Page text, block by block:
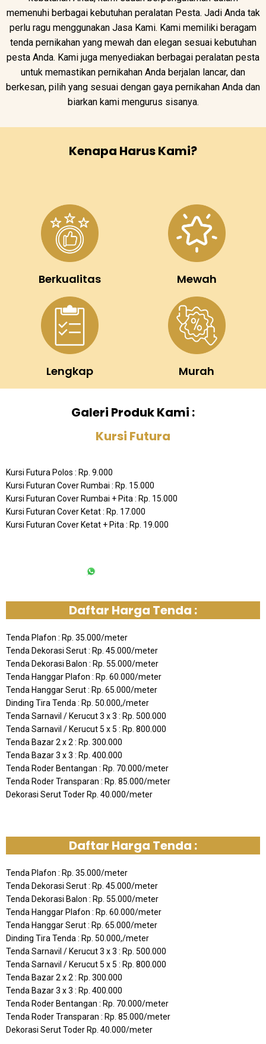
memenuhi berbagai kebutuhan peralatan Pesta. Jadi Anda tak
perlu ragu menggunakan Jasa Kami. Kami memiliki beragam
tenda pernikahan yang mewah dan elegan sesuai kebutuhan
pesta Anda. Kami juga menyediakan berbagai peralatan pesta
untuk memastikan pernikahan Anda berjalan lancar, dan
berkesan, pilih yang sesuai dengan gaya pernikahan Anda dan
biarkan kami mengurus sisanya.
Kenapa Harus Kami?
Berkualitas Mewah
Lengkap Murah
Galeri Produk Kami :
Kursi Futura
Kursi Futura Polos : Rp. 9.000
Kursi Futuran Cover Rumbai : Rp. 15.000
Kursi Futuran Cover Rumbai + Pita : Rp. 15.000
Kursi Futuran Cover Ketat : Rp. 17.000
Kursi Futuran Cover Ketat + Pita : Rp. 19.000
Daftar Harga Tenda :
Tenda Plafon : Rp. 35.000/meter
Tenda Dekorasi Serut : Rp. 45.000/meter
Tenda Dekorasi Balon : Rp. 55.000/meter
Tenda Hanggar Plafon : Rp. 60.000/meter
Tenda Hanggar Serut : Rp. 65.000/meter
Dinding Tira Tenda : Rp. 50.000,/meter
Tenda Sarnavil / Kerucut 3 x 3 : Rp. 500.000
Tenda Sarnavil / Kerucut 5 x 5 : Rp. 800.000
Tenda Bazar 2 x 2 : Rp. 300.000
Tenda Bazar 3 x 3 : Rp. 400.000
Tenda Roder Bentangan : Rp. 70.000/meter
Tenda Roder Transparan : Rp. 85.000/meter
Dekorasi Serut Toder Rp. 40.000/meter
Daftar Harga Tenda :
Tenda Plafon : Rp. 35.000/meter
Tenda Dekorasi Serut : Rp. 45.000/meter
Tenda Dekorasi Balon : Rp. 55.000/meter
Tenda Hanggar Plafon : Rp. 60.000/meter
Tenda Hanggar Serut : Rp. 65.000/meter
Dinding Tira Tenda : Rp. 50.000,/meter
Tenda Sarnavil / Kerucut 3 x 3 : Rp. 500.000
Tenda Sarnavil / Kerucut 5 x 5 : Rp. 800.000
Tenda Bazar 2 x 2 : Rp. 300.000
Tenda Bazar 3 x 3 : Rp. 400.000
Tenda Roder Bentangan : Rp. 70.000/meter
Tenda Roder Transparan : Rp. 85.000/meter
Dekorasi Serut Toder Rp. 40.000/meter